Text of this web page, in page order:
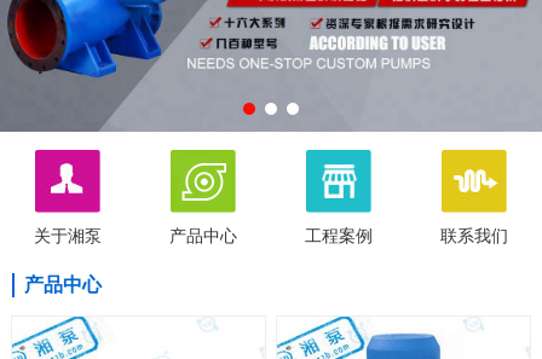
关于湘泵 产品中心 工程案例 联系我们
产品中心